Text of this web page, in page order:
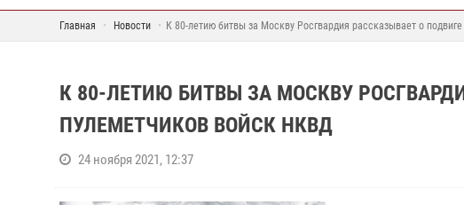
Главная Новости К 80-летию битвы за Москву Росгвардия рассказывает о
К 80-ЛЕТИЮ БИТВЫ ЗА МОСКВУ
ПУЛЕМЕТЧИКОВ ВОЙСК НКВД
24 ноября 2021, 12:37